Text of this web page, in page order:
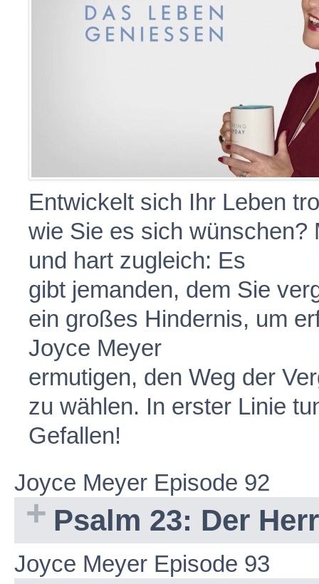
Entwickelt sich Ihr Leben
wie Sie es sich wünschen?
und hart zugleich: Es
gibt jemanden, dem Sie
ein großes Hindernis, um
Joyce Meyer
ermutigen, den Weg der
zu wählen. In erster Linie
Gefallen!
Joyce Meyer Episode 92
Psalm 23: Der
Joyce Meyer Episode 93